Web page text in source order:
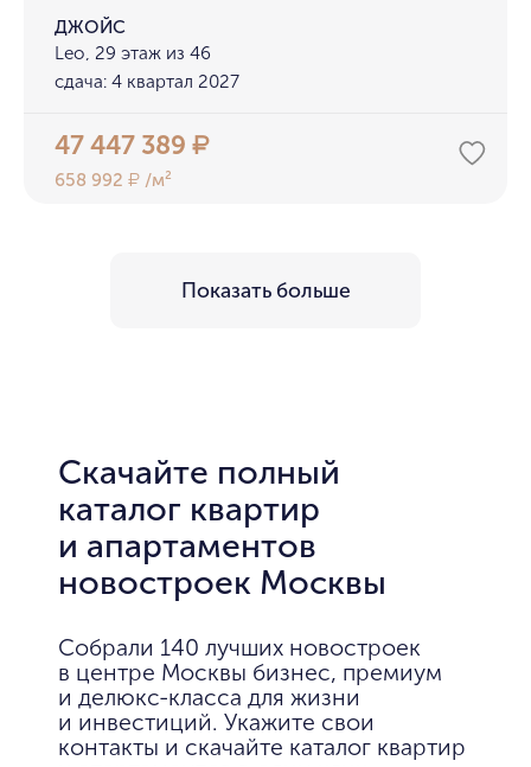
ДЖОЙС
Leo, 29 этаж из 46
сдача: 4 квартал 2027
47 447 389₽
658 992₽ /м²
Показать больше
Скачайте полный
каталог квартир
и апартаментов
новостроек Москвы
Собрали 140 лучших новостроек
в центре Москвы бизнес, премиум
и делюкс-класса для жизни
и инвестиций. Укажите свои
контакты и скачайте каталог квартир